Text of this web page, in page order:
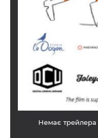
Немає трейлера